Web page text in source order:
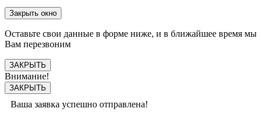
Закрыть окно
Оставьте свои данные в форме ниже, и в ближайшее время мы
Вам перезвоним
ЗАКРЫТЬ
Внимание!
ЗАКРЫТЬ
Ваша заявка успешно отправлена!